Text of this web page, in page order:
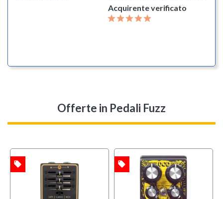
Acquirente verificato
Offerte in Pedali Fuzz
local_offer local_offer